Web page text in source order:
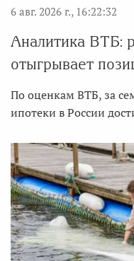
6 авг. 2026 г., 16:22:32
Аналитика ВТБ:
отыгрывает
По оценкам ВТБ, за
ипотеки в России